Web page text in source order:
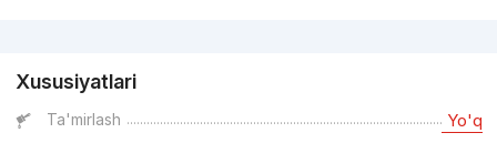
Xususiyatlari
Ta'mirlash Yo'q